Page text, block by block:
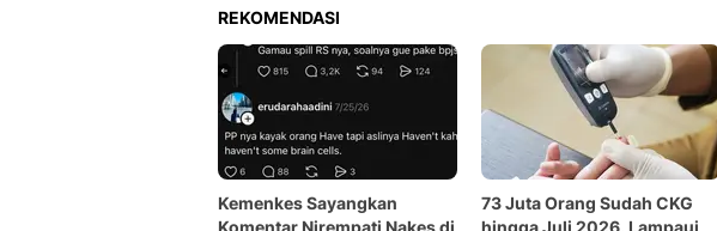
REKOMENDASI
Kemenkes Sayangkan
Komentar Nirempati Nakes di
73 Juta Orang Sudah CKG
hingga Juli 2026, Lampaui